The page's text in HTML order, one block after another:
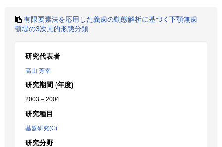
有限要素法を応用した義歯の動態解析に基づく下顎無歯
顎堤の3次元的形態分類
研究代表者
高山 芳幸
研究期間 (年度)
2003 – 2004
研究種目
基盤研究(C)
研究分野